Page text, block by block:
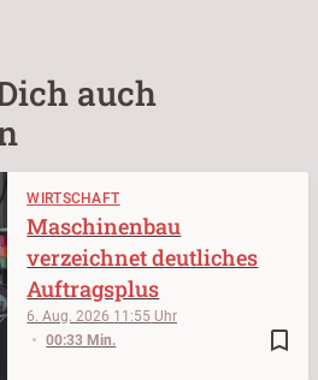
auch
WIRTSCHAFT
bookmark_border
6. Aug. 2026 11:55
00:33 Min.
Maschinenbau
verzeichnet deutliches
Auftragsplus